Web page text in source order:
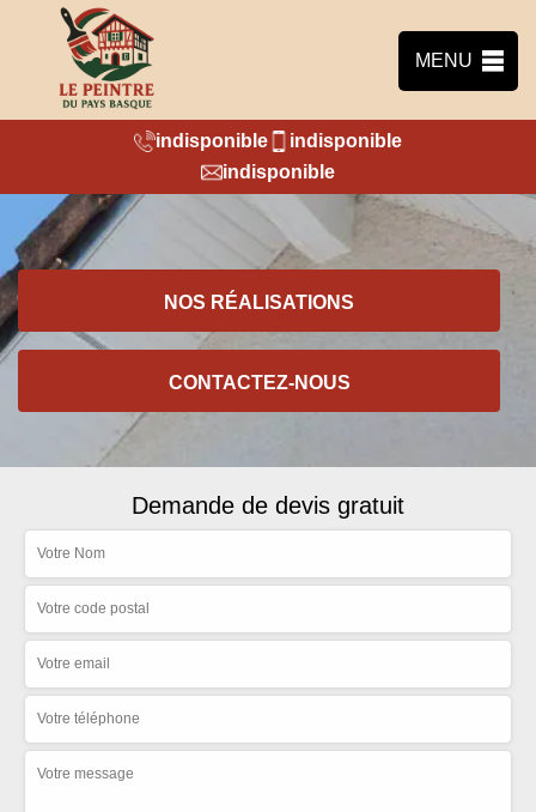
MENU
indisponible
indisponible
indisponible
NOS RÉALISATIONS
CONTACTEZ-NOUS
Demande de devis gratuit